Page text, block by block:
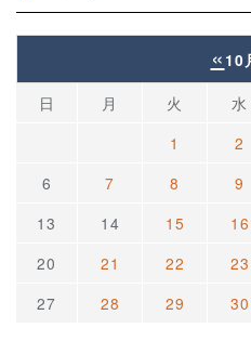
« 10
日 月 火 水
1
2
6
7 8 9
13
14 15 16
20
21 22 23
27
28 29 30